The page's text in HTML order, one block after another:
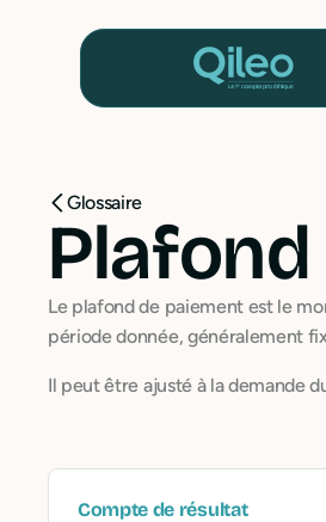
Glossaire
Le plafond de paiement est le
période donnée, généralement
Il peut être ajusté à la demande
Compte de résultat